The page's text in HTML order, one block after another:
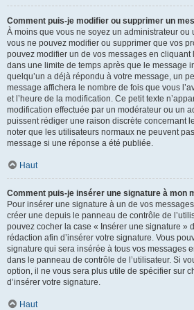
Comment puis-je modifier ou supprimer un
À moins que vous ne soyez un administrateur ou
vous ne pouvez modifier ou supprimer que vos
pouvez modifier un de vos messages en
dans une limite de temps après que le message
quelqu’un a déjà répondu à votre message, un
message affichera le nombre de fois que vous
et l’heure de la modification. Ce petit texte
modification effectuée par un modérateur ou un
puissent rédiger une raison discrète concernant
noter que les utilisateurs normaux ne peuvent
message si une réponse a été publiée.
Haut
Comment puis-je insérer une signature à mon
Pour insérer une signature à un de vos
créer une depuis le panneau de contrôle de
pouvez cocher la case « Insérer une signature »
rédaction afin d’insérer votre signature. Vous
signature qui sera insérée à tous vos messages
dans le panneau de contrôle de l’utilisateur. Si
option, il ne vous sera plus utile de spécifier sur
d’insérer votre signature.
Haut